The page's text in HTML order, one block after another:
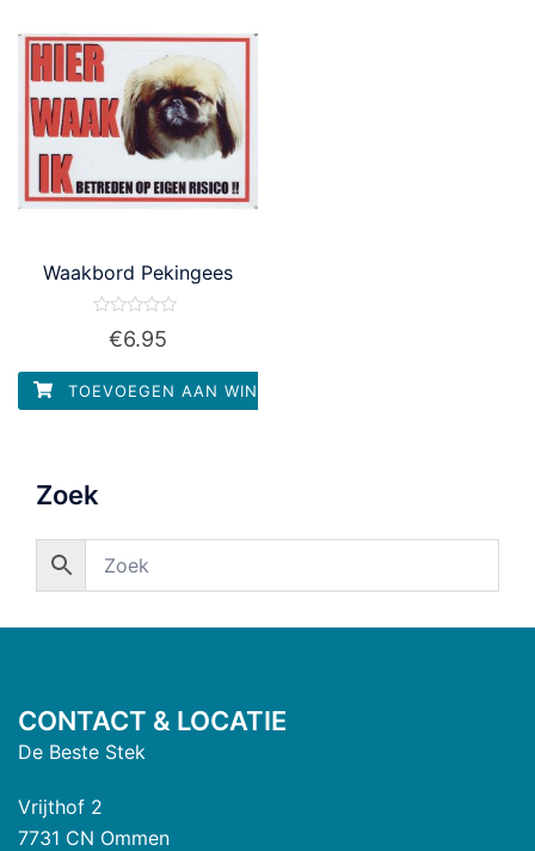
Waakbord Pekingees
Waardering
5
€6.95
TOEVOEGEN AAN WINKELWAGEN
Zoek
CONTACT & LOCATIE
De Beste Stek
Vrijthof 2
7731 CN Ommen